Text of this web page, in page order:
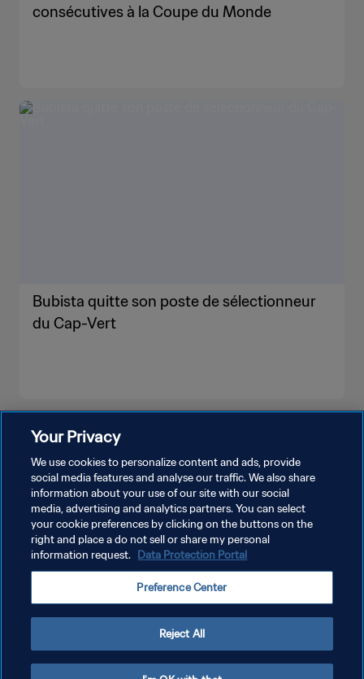
consécutives à la Coupe du Monde
Bubista quitte son poste de sélectionneur
du Cap-Vert
POLITIQUE DE CONFIDENTIALITÉ
CONDITIONS D'UTILISATION
GÉRER VOS PRÉFÉRENCES SUR LES COOKIES
Copyright © 1994 - 2026 FIFA. Tous droits réservés.
Your Privacy
We use cookies to personalize content and ads, provide
social media features and analyse our traffic. We also share
information about your use of our site with our social
media, advertising and analytics partners. You can select
your cookie preferences by clicking on the buttons on the
right and place a do not sell or share my personal
information request. Data Protection Portal
Preference Center
Reject All